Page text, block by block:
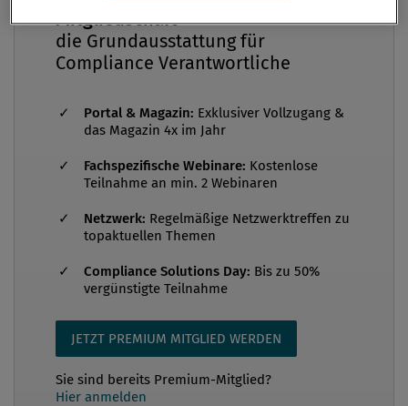
Versicherer und andere Akteure im
Finanzdienstleistungssektor stehen einer neuen
Studie zufolge vor einer Zeit erhöhter Risiken. Der
Perspective“ von Allianz Global Corporate &
aufgrund der Abhängigkeit des Sektors von
Compliance und die Auswirkungen der COVID-19-
Pandemie. Gleichzeitig werden Finan...
Mitgliedschaft -
die Grundausstattung für
Compliance Verantwortliche
Portal & Magazin: Exklusiver Vollzugang &
das Magazin 4x im Jahr
Fachspezifische Webinare: Kostenlose
Teilnahme an min. 2 Webinaren
Netzwerk: Regelmäßige Netzwerktreffen zu
topaktuellen Themen
Compliance Solutions Day: Bis zu 50%
vergünstigte Teilnahme
JETZT PREMIUM MITGLIED WERDEN
Sie sind bereits Premium-Mitglied?
Hier anmelden